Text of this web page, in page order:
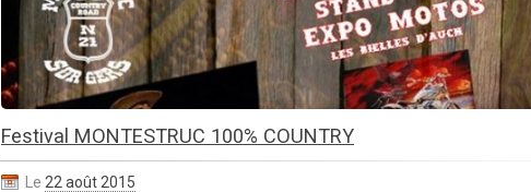
Festival MONTESTRUC 100% COUNTRY
Le 22 août 2015